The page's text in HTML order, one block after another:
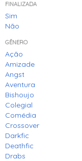
FINALIZADA
Sim
Não
GÊNERO
Ação
Amizade
Angst
Aventura
Bishoujo
Colegial
Comédia
Crossover
Darkfic
Deathfic
Drabs